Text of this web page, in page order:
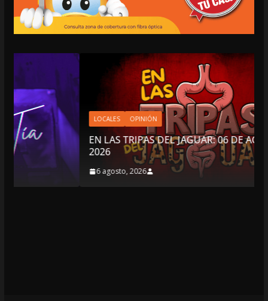
LOCALES OPINIÓN
EN LAS TRIPAS DEL JAGUAR: 06 DE AGOSTO DE
2026
6 agosto, 2026